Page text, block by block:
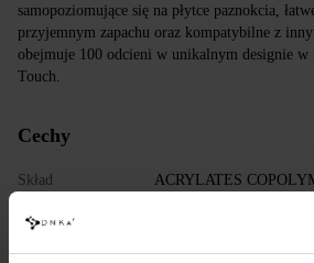
samopoziomujące się na płytce paznokcia,
przyjemnym zapachu oraz kompatybilne z
obejmuje 100 odcieni w unikalnym designie w
Touch.
Cechy
Skład
ACRYLATES
TRIISOSTEARATE,
HYDROXYPROPYL